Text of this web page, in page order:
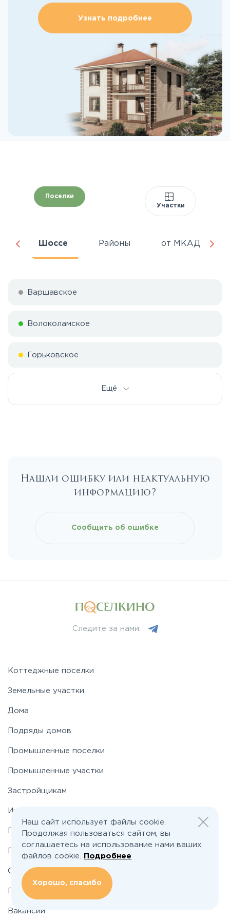
Узнать подробнее
Поселки
Участки
Шоссе Районы от МКАД
Варшавское
Волоколамское
Горьковское
Каширское
Новорижское
Носовихинское
Рогачёвское
Рублево-Успенское
Симферопольское
Таракановское
Ещё
Нашли ошибку или неактуальную
информацию?
Сообщить об ошибке
Следите за нами:
Коттеджные поселки
Земельные участки
Дома
Подряды домов
Промышленные поселки
Промышленные участки
Застройщикам
Инвесторам
По шоссе
О проекте
Подбор земельного участка
Вакансии
Наш сайт использует файлы cookie.
Продолжая пользоваться сайтом, вы
соглашаетесь на использование нами ваших
файлов cookie.
Подробнее
Хорошо, спасибо